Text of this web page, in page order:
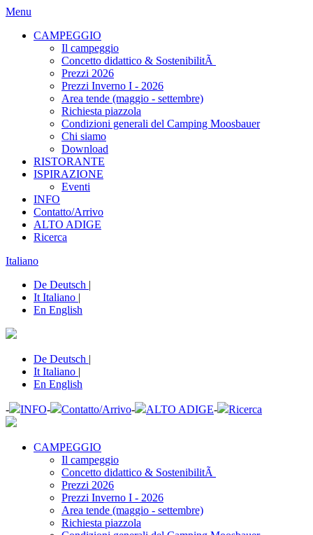
Menu
CAMPEGGIO
Il campeggio
Concetto didattico & SostenibilitÃ
Prezzi 2026
Prezzi Inverno I - 2026
Area tende (maggio - settembre)
Richiesta piazzola
Condizioni generali del Camping Moosbauer
Chi siamo
Download
RISTORANTE
ISPIRAZIONE
Eventi
INFO
Contatto/Arrivo
ALTO ADIGE
Ricerca
Italiano
De Deutsch |
It Italiano |
En English
De Deutsch |
It Italiano |
En English
- INFO- Contatto/Arrivo- ALTO ADIGE- Ricerca
CAMPEGGIO
Il campeggio
Concetto didattico & SostenibilitÃ
Prezzi 2026
Prezzi Inverno I - 2026
Area tende (maggio - settembre)
Richiesta piazzola